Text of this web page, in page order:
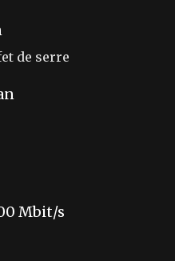
de serre
Mbit/s